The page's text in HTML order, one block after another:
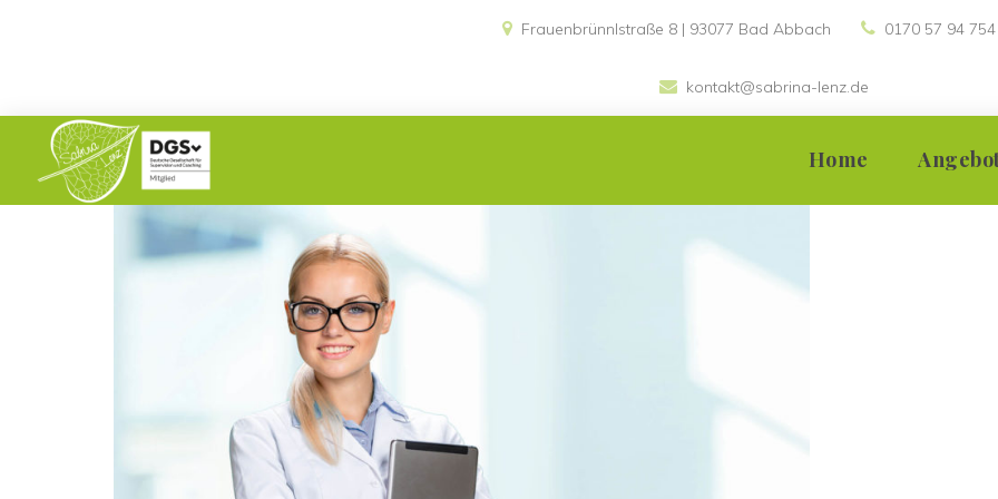
Frauenbrünnlstraße 8 | 93077 Bad Abbach 0170 57 94 754
kontakt@sabrina-lenz.de
Home